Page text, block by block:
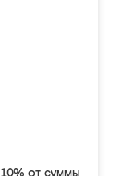
10% от суммы